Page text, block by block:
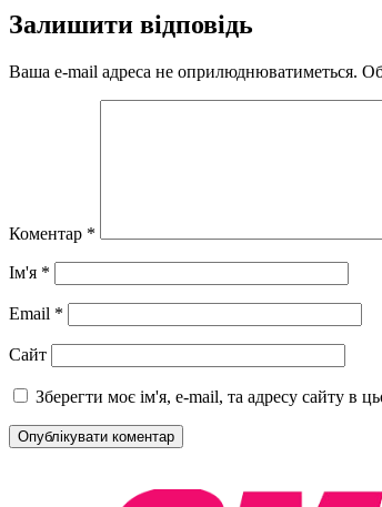
Залишити відповідь
Ваша e-mail адреса не оприлюднюватиметься.
Коментар *
Ім'я *
Email *
Сайт
Зберегти моє ім'я, e-mail, та адресу сайту в